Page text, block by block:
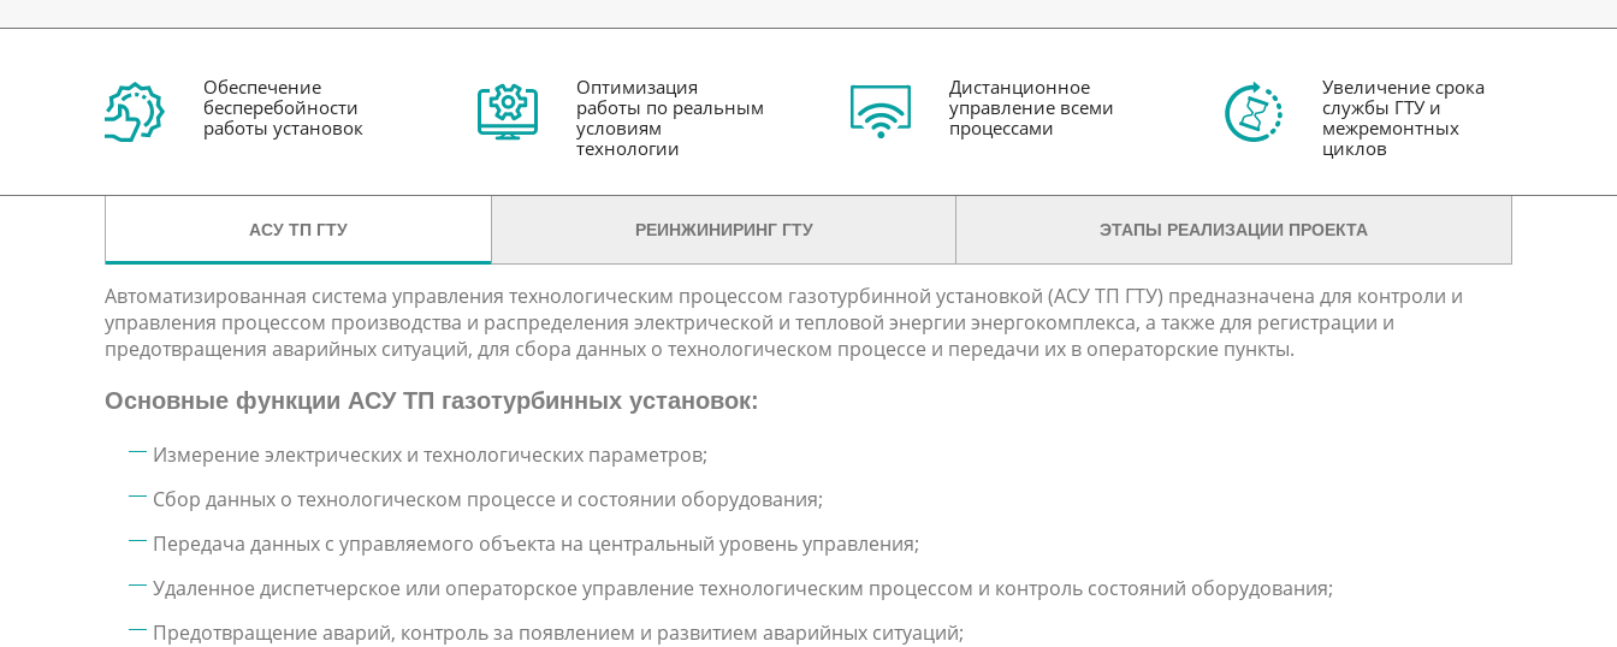
Обеспечение
бесперебойности
работы установок
Оптимизация
работы по реальным
условиям
технологии
Дистанционное
управление всеми
процессами
Увеличение срока
службы ГТУ и
межремонтных
циклов
АСУ ТП ГТУ РЕИНЖИНИРИНГ ГТУ ЭТАПЫ РЕАЛИЗАЦИИ ПРОЕКТА
Автоматизированная система управления технологическим процессом газотурбинной установкой (АСУ ТП ГТУ) предназначена для контроли и
управления процессом производства и распределения электрической и тепловой энергии энергокомплекса, а также для регистрации и
предотвращения аварийных ситуаций, для сбора данных о технологическом процессе и передачи их в операторские пункты.
Основные функции АСУ ТП газотурбинных установок:
Измерение электрических и технологических параметров;
Сбор данных о технологическом процессе и состоянии оборудования;
Передача данных с управляемого объекта на центральный уровень управления;
Удаленное диспетчерское или операторское управление технологическим процессом и контроль состояний оборудования;
Предотвращение аварий, контроль за появлением и развитием аварийных ситуаций;